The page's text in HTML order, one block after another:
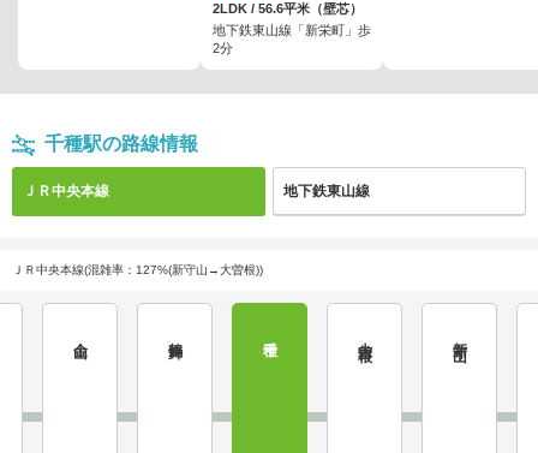
2LDK / 56.6平米（壁芯）
地下鉄東山線「新栄町」歩
2分
千種駅の路線情報
ＪＲ中央本線 地下鉄東山線
ＪＲ中央本線(混雑率：127%(新守山→大曽根))